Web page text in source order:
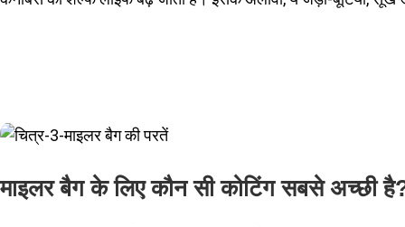
माइलर बैग के लिए कौन सी कोटिंग सबसे अच्छी